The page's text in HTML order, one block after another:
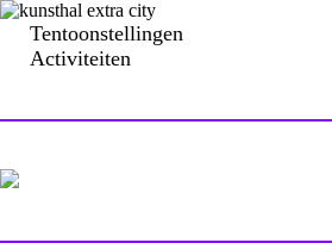
Tentoonstellingen
Activiteiten